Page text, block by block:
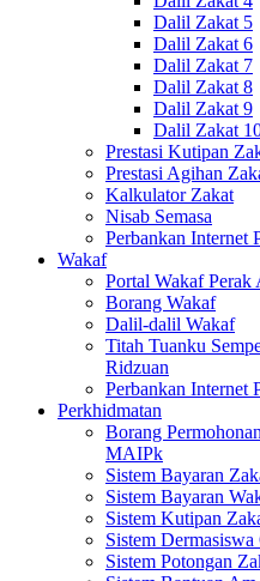
Dalil Zakat 5
Dalil Zakat 6
Dalil Zakat 7
Dalil Zakat 8
Dalil Zakat 9
Dalil Zakat
Prestasi Kutipan
Prestasi Agihan
Kalkulator Zakat
Nisab Semasa
Perbankan Internet
Wakaf
Portal Wakaf Perak
Borang Wakaf
Dalil-dalil Wakaf
Titah Tuanku
Ridzuan
Perbankan Internet
Perkhidmatan
Borang
MAIPk
Sistem Bayaran
Sistem Bayaran
Sistem Kutipan
Sistem
Sistem Potongan